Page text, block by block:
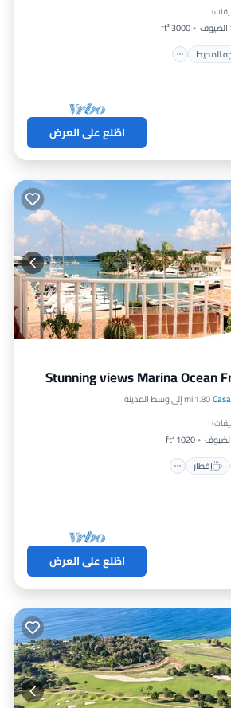
)
3000 ft²
للمحيط
ساخن
اطّلع على العرض
Stunning views Marina Ocean
1.80 mi إلى وسط المدينة
)
1020 ft²
إفطار
ساخن
إفطار
اطّلع على العرض